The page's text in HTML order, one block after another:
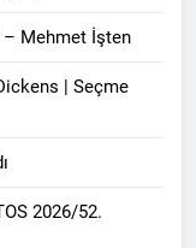
– Mehmet İşten
| Seçme
2026/52.